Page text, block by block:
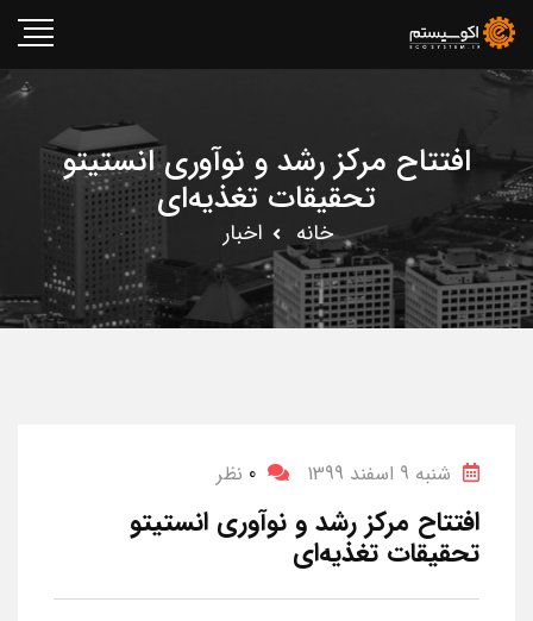
افتتاح مرکز رشد و نوآوری انستیتو
تحقیقات تغذیه‌ای
خانه اخبار
شنبه 9 اسفند 1399 0 نظر
افتتاح مرکز رشد و نوآوری انستیتو
تحقیقات تغذیه‌ای